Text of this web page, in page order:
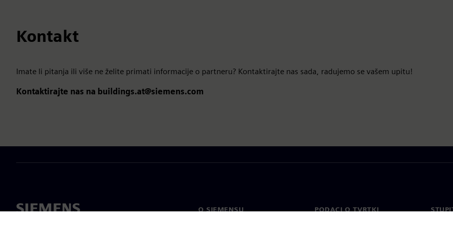
Kontakt
Imate li pitanja ili više ne želite primati informacije o partneru? Kontaktirajte nas sada, radujemo se vašem upitu!
Kontaktirajte nas na buildings.at@siemens.com
O SIEMENSU PODACI O TVRTKI